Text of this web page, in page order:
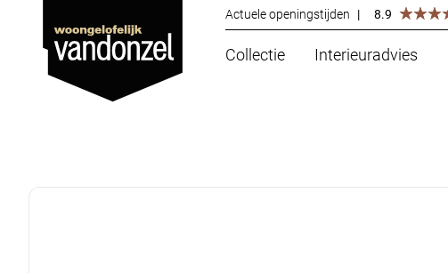
Actuele openingstijden | 8.9
Collectie Interieuradvies